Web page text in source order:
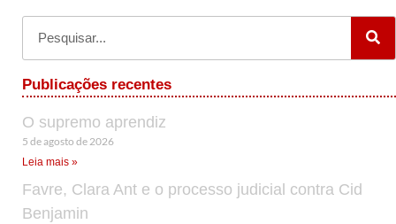
Publicações recentes
O supremo aprendiz
5 de agosto de 2026
Leia mais »
Favre, Clara Ant e o processo judicial contra Cid
Benjamin